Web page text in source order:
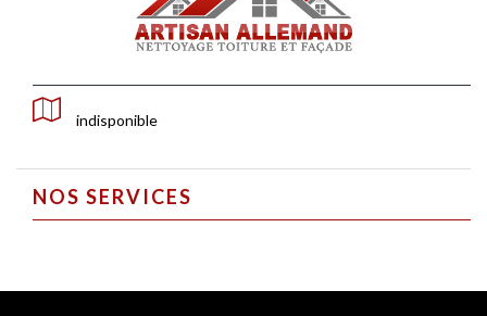
indisponible
NOS SERVICES